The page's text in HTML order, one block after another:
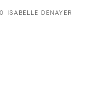
ISABELLE DENAYER